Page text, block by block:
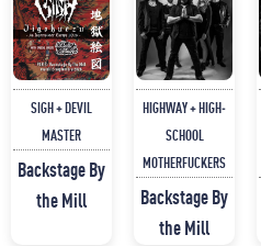
SIGH + DEVIL
MASTER
Backstage By
the Mill
HIGHWAY + HIGH-
SCHOOL
MOTHERFUCKERS
Backstage By
the Mill